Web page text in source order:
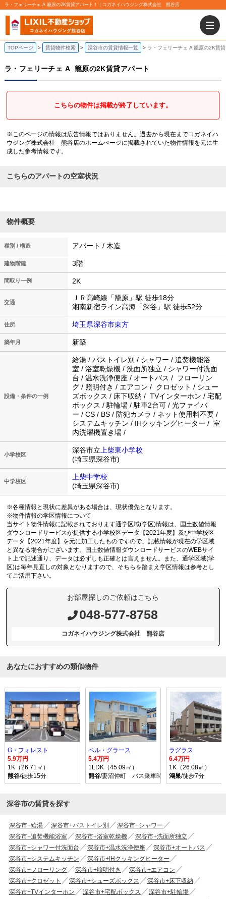
ラ・フェリーチェ A 籠原の2K賃貸アパート！｜コガネイハウジング株式会社 熊谷店
TOPページ 賃貸物件検索 深谷市の賃貸情報一覧 ラ・フェリーチェ A 籠原の2K賃
ラ・フェリーチェ A 籠原の2K賃貸アパート
こちらの物件は掲載が終了しています。
※このページの情報は広告情報ではありません。過去から現在までコガネイハ
ウジング株式会社 熊谷店のホームぺージに掲載されていた物件情報を元に生
成した参考情報です。
こちらのアパートの空室状況
物件概要
種別 / 構造 アパート / 木造
建物階建 3階
間取り一例 2K
交通
ＪＲ高崎線「籠原」駅 徒歩18分
湘南新宿ライン高海「深谷」駅 徒歩52分
住所 埼玉県深谷市東方
築年月 新築
設備・条件の一例
給湯 / バストイレ別 / シャワー / 追焚機能浴
室 / 浴室乾燥機 / 洗面所独立 / シャワー付洗面
台 / 温水洗浄便座 / オートバス / フローリン
グ / 照明付き / エアコン / クロゼット / シュー
ズボックス / 床下収納 / TVインターホン / 宅配
ボックス / 駐輪場 / 駐車2台可 / 光ファイバ
ー / CS / BS / 防犯カメラ / ネット使用料不要 /
システムキッチン / IHクッキングヒーター / 室
内洗濯機置き場 /
小学校区
深谷市立 上柴東小学校
(埼玉県深谷市)
中学校区
上柴中学校
(埼玉県深谷市)
※各種情報と現状に差異がある場合は、現状優先となります。
※物件情報の学区情報について
当サイト物件情報に記載されております通学区域(学区)情報は、国土数値情報
ダウンロードサービスが提供する小学校区データ【2021年度】及び中学校区
データ【2021年度】を元に加工したものですので、記載情報が現在の学区域
と異なる場合がございます。国土数値情報ダウンロードサービスのWEBサイ
ト上で記述通り、データは必ずしも正確とは言えません。また、通学区域(学
区)は毎年見直しの対象となりますので、そちらを踏まえ学区情報は参考とし
てご活用下さい。
お部屋探しのご依頼はこちら
048-577-8758
コガネイハウジング株式会社 熊谷店
あなたにおすすめの類似物件
G・フォレスト
5.9万円
1K（26.71㎡）
熊谷/徒歩15分
ベル・グラース
5.4万円
1LDK（45.09㎡）
熊谷/妻沼仲町 バス乗車時間23分 停歩7分
ラグラス
6.4万円
1K（26.08㎡）
鴻巣/徒歩7分
深谷市の賃貸を探す
深谷市+給湯 深谷市+バストイレ別
深谷市+シャワー
深谷市+追焚機能浴室
深谷市+浴室乾燥機
深谷市+洗面所独立
深谷市+シャワー付洗面台
深谷市+温水洗浄便座
深谷市+オートバス
深谷市+システムキッチン
深谷市+IHクッキングヒーター
深谷市+フローリング
深谷市+照明付き
深谷市+エアコン
深谷市+クロゼット
深谷市+シューズボックス
深谷市+床下収納
深谷市+TVインターホン
深谷市+宅配ボックス
深谷市+駐輪場